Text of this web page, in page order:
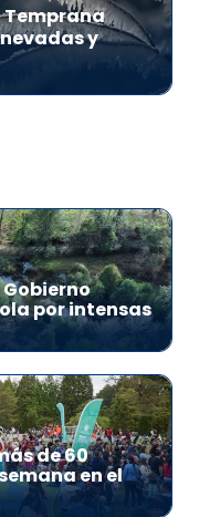
Temprana
y
por intensas
de 60
en el